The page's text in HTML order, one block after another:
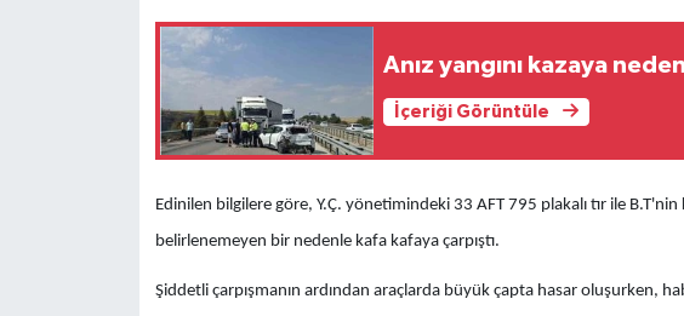
Anız yangını kazaya
İçeriği Görüntüle
Edinilen bilgilere göre, Y.Ç. yönetimindeki 33 AFT 795 plakalı tır ile B.T'nin
belirlenemeyen bir nedenle kafa kafaya çarpıştı.
Şiddetli çarpışmanın ardından araçlarda büyük çapta hasar oluşurken,